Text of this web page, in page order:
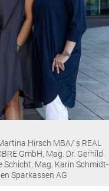
Hirsch MBA/ s REAL
GmbH, Mag. Dr. Gerhild
Schicht, Mag. Karin Schmidt-
Sparkassen AG